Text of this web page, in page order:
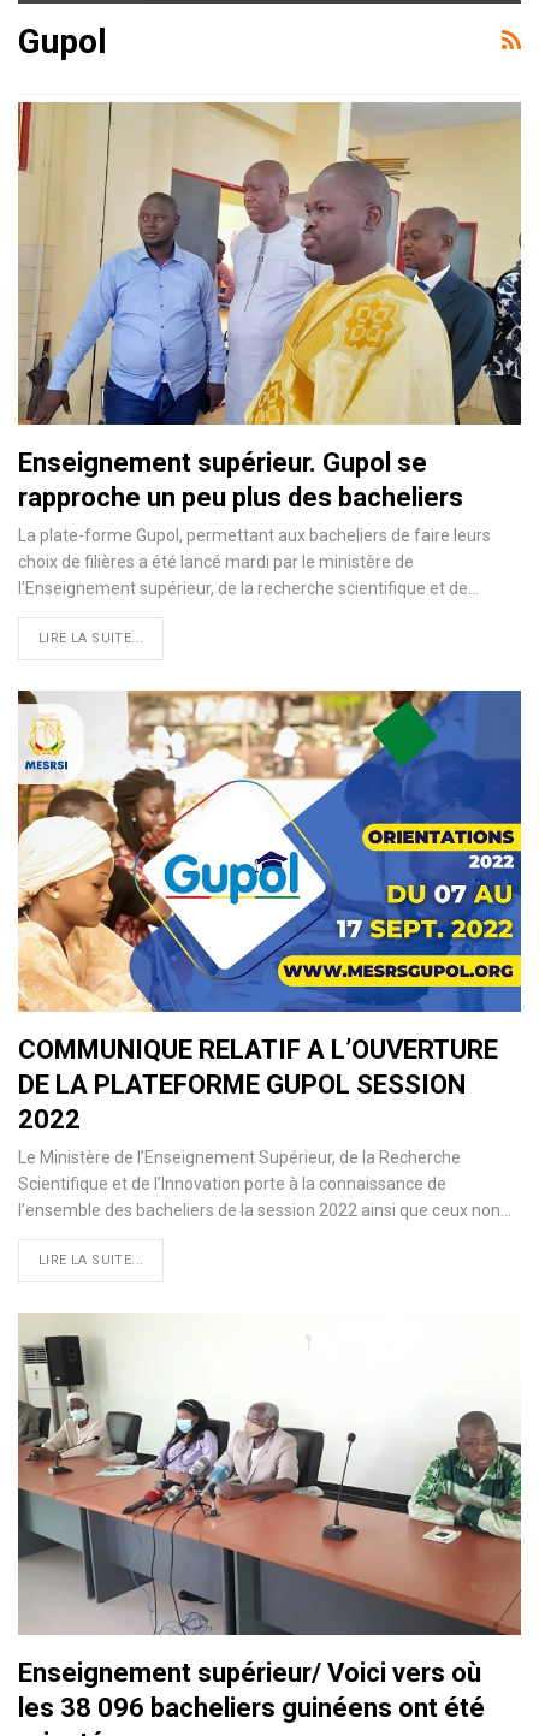
Gupol
Enseignement supérieur. Gupol se
rapproche un peu plus des bacheliers
La plate-forme Gupol, permettant aux bacheliers de faire leurs
choix de filières a été lancé mardi par le ministère de
l'Enseignement supérieur, de la recherche scientifique et de…
LIRE LA SUITE...
COMMUNIQUE RELATIF A L’OUVERTURE
DE LA PLATEFORME GUPOL SESSION
2022
Le Ministère de l’Enseignement Supérieur, de la Recherche
Scientifique et de l’Innovation porte à la connaissance de
l’ensemble des bacheliers de la session 2022 ainsi que ceux non…
LIRE LA SUITE...
Enseignement supérieur/ Voici vers où
les 38 096 bacheliers guinéens ont été